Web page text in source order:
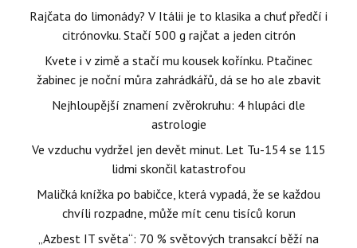
Rajčata do limonády? V Itálii je to klasika a chuť předčí i
citrónovku. Stačí 500 g rajčat a jeden citrón
Kvete i v zimě a stačí mu kousek kořínku. Ptačinec
žabinec je noční můra zahrádkářů, dá se ho ale zbavit
Nejhloupější znamení zvěrokruhu: 4 hlupáci dle
astrologie
Ve vzduchu vydržel jen devět minut. Let Tu-154 se 115
lidmi skončil katastrofou
Maličká knížka po babičce, která vypadá, že se každou
chvíli rozpadne, může mít cenu tisíců korun
„Azbest IT světa“: 70 % světových transakcí běží na